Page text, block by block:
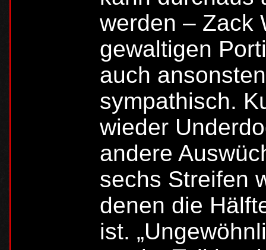
werden – Zack
gewaltigen
auch
sympathisch.
wieder
andere
sechs Streifen
denen die
ist.